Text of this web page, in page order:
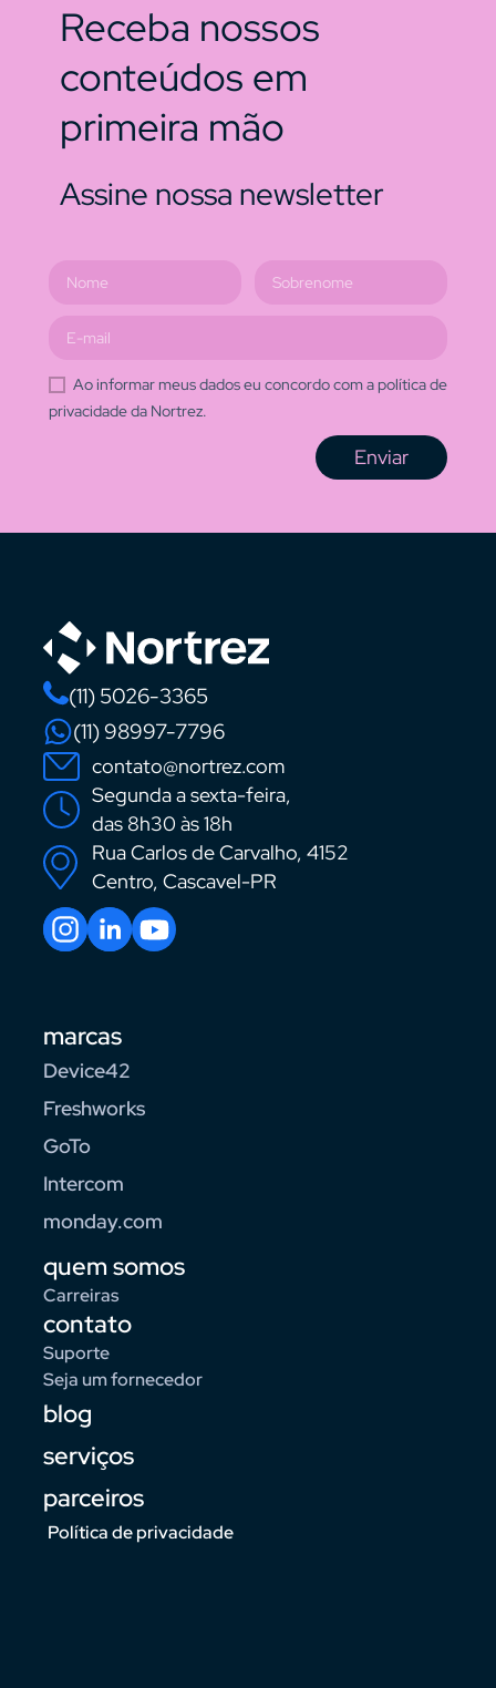
Receba nossos
conteúdos em
primeira mão
Assine nossa newsletter
Ao informar meus dados eu concordo com a política de
privacidade da Nortrez.
Enviar
(11) 5026-3365
(11) 98997-7796
contato@nortrez.com
Segunda a sexta-feira,
das 8h30 às 18h
Rua Carlos de Carvalho, 4152
Centro, Cascavel-PR
marcas
Device42
Freshworks
GoTo
Intercom
monday.com
quem somos
Carreiras
contato
Suporte
Seja um fornecedor
blog
serviços
parceiros
Política de privacidade